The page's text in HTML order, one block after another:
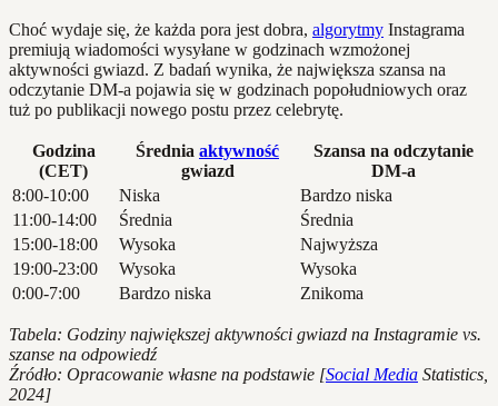
Choć wydaje się, że każda pora jest dobra, algorytmy Instagrama
premiują wiadomości wysyłane w godzinach wzmożonej
aktywności gwiazd. Z badań wynika, że największa szansa na
odczytanie DM-a pojawia się w godzinach popołudniowych oraz
tuż po publikacji nowego postu przez celebrytę.
Godzina
(CET)
Średnia aktywność
gwiazd
Szansa na odczytanie
DM-a
8:00-10:00
Niska
Bardzo niska
11:00-14:00
Średnia
Średnia
15:00-18:00
Wysoka
Najwyższa
19:00-23:00
Wysoka
Wysoka
0:00-7:00
Bardzo niska Znikoma
Tabela: Godziny największej aktywności gwiazd na Instagramie vs.
szanse na odpowiedź
Źródło: Opracowanie własne na podstawie [Social Media Statistics,
2024]